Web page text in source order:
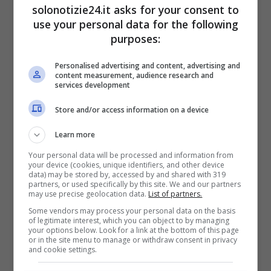
Migliore Attrice al Festival Internazionale di
Berlino.
Leggi anche —–>Tina Cipollari sparita
improvvisamente da Uomini e Donne: in che
rapporti è con Maria De Filippi
solonotizie24.it asks for your consent to
use your personal data for the following
purposes:
Personalised advertising and content, advertising and
content measurement, audience research and
services development
Store and/or access information on a device
Learn more
Your personal data will be processed and information from
your device (cookies, unique identifiers, and other device
data) may be stored by, accessed by and shared with 319
partners, or used specifically by this site. We and our partners
may use precise geolocation data. List of partners.
Some vendors may process your personal data on the basis
of legitimate interest, which you can object to by managing
your options below. Look for a link at the bottom of this page
or in the site menu to manage or withdraw consent in privacy
and cookie settings.